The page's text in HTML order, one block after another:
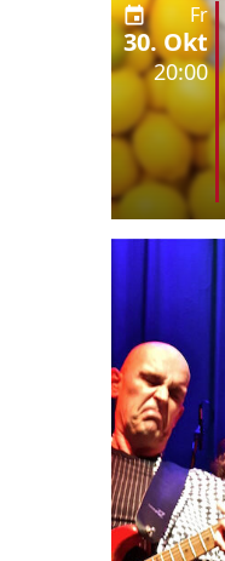
Fr
30. Okt
20:00